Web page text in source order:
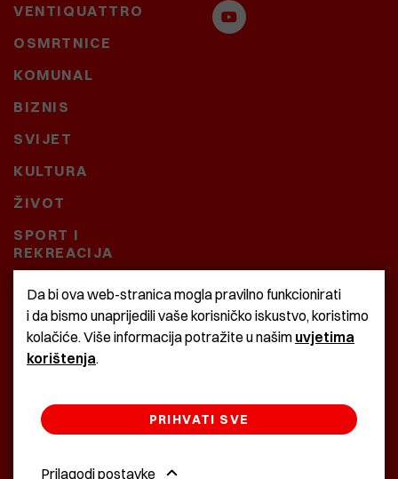
VENTIQUATTRO
OSMRTNICE
KOMUNAL
BIZNIS
SVIJET
KULTURA
ŽIVOT
SPORT I
REKREACIJA
CRNA KRONIKA
BAŠTARDINI I PRAVI
KRASNA ZEMLJA
Da bi ova web-stranica mogla pravilno funkcionirati
i da bismo unaprijedili vaše korisničko iskustvo, koristimo
kolačiće. Više informacija potražite u našim uvjetima
korištenja.
Prilagodi postavke
PRIHVATI SVE